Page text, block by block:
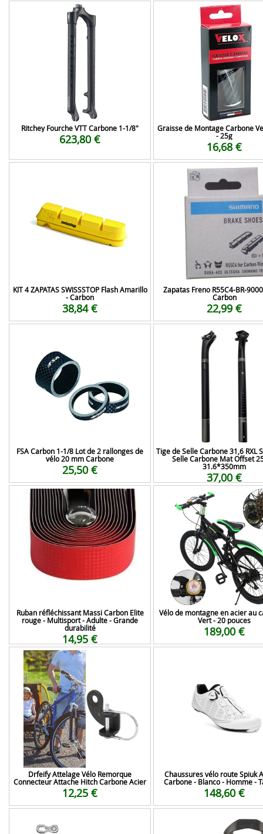
Ritchey Fourche VTT Carbone 1-1/8"
623,80 €
Graisse de Montage Carbone
- 25g
16,68 €
KIT 4 ZAPATAS SWISSSTOP Flash Amarillo
- Carbon
38,84 €
Zapatas Freno R55C4-BR-
Carbon
22,99 €
FSA Carbon 1-1/8 Lot de 2 rallonges de
vélo 20 mm Carbone
25,50 €
Tige de Selle Carbone 31,6 RXL
Selle Carbone Mat Offset
31.6*350mm
37,00 €
Ruban réfléchissant Massi Carbon Elite
rouge - Multisport - Adulte - Grande
durabilité
14,95 €
Vélo de montagne en acier au
Vert - 20 pouces
189,00 €
Drfeify Attelage Vélo Remorque
Connecteur Attache Hitch Carbone Acier
12,25 €
Chaussures vélo route Spiuk
Carbone - Blanco - Homme -
148,60 €